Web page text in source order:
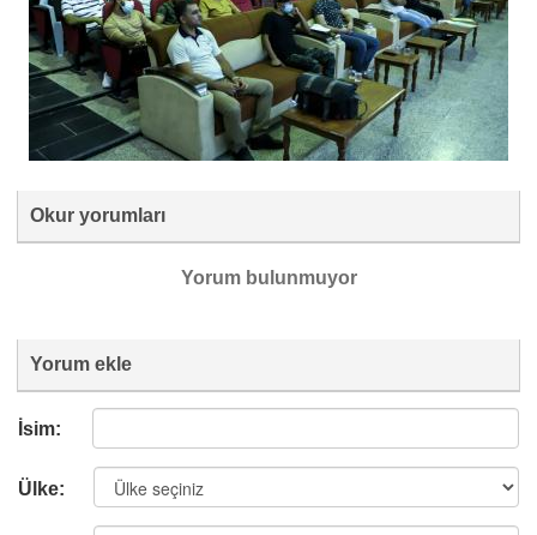
Okur yorumları
Yorum bulunmuyor
Yorum ekle
İsim:
Ülke: